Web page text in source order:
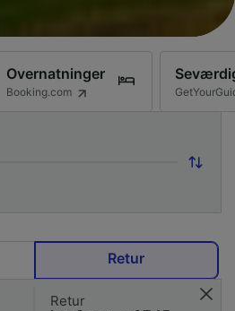
Overnatninger
Booking.com
Retur
Retur